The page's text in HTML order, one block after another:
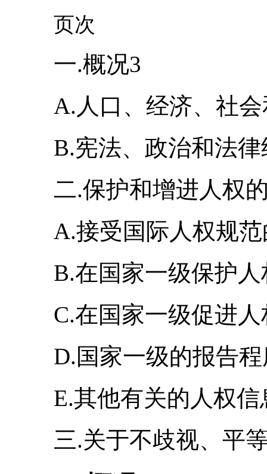
页次
一.概况3
A.人口、经济、社
B.宪法、政治和法律
二.保护和增进人权
A.接受国际人权规
B.在国家一级保护
C.在国家一级促进
D.国家一级的报告程
E.其他有关的人权信
三.关于不歧视、平